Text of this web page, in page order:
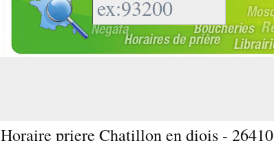
Horaire priere Chatillon en diois - 26410